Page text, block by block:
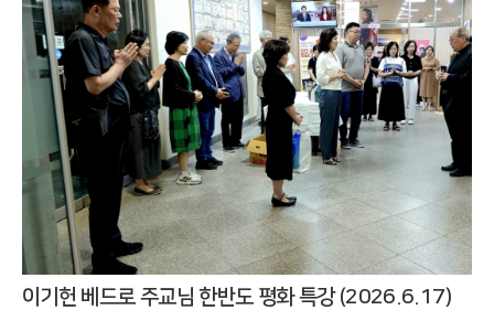
이기헌 베드로 주교님 한반도 평화 특강 (2026.6.17)